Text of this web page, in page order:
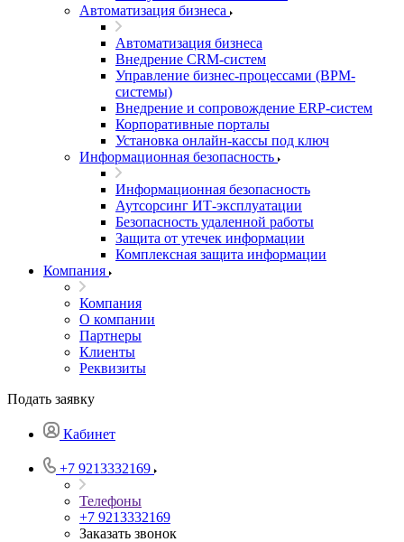
Автоматизация бизнеса
Автоматизация бизнеса
Внедрение CRM-систем
Управление бизнес-процессами (BPM-
системы)
Внедрение и сопровождение ERP-систем
Корпоративные порталы
Установка онлайн-кассы под ключ
Информационная безопасность
Информационная безопасность
Аутсорсинг ИТ-эксплуатации
Безопасность удаленной работы
Защита от утечек информации
Комплексная защита информации
Компания
Компания
О компании
Партнеры
Клиенты
Реквизиты
Подать заявку
Кабинет
+7 9213332169
Телефоны
+7 9213332169
Заказать звонок